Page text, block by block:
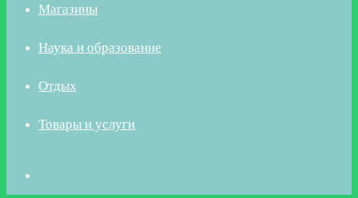
Магазины
Наука и образование
Отдых
Товары и услуги